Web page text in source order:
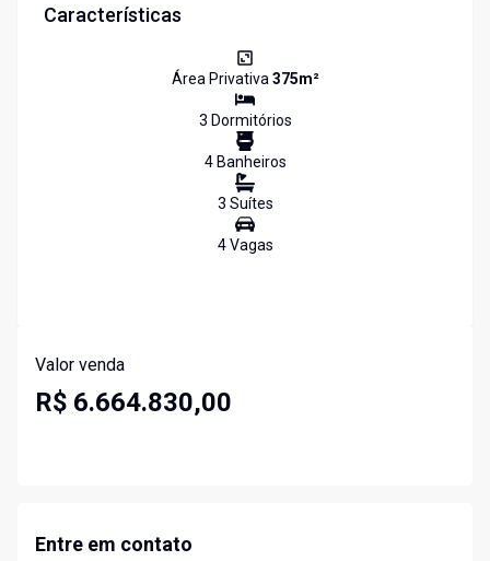
Características
Área Privativa375m²
3 Dormitórios
4Banheiros
3 Suítes
4Vagas
Valor venda
R$ 6.664.830,00
Entre em contato